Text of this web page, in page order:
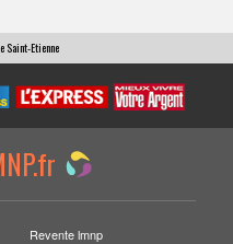
Etienne
Revente lmnp